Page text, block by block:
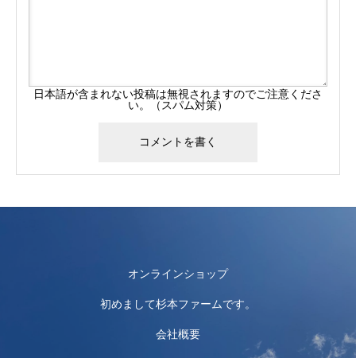
日本語が含まれない投稿は無視されますのでご注意くださ
い。（スパム対策）
オンラインショップ
初めまして杉本ファームです。
会社概要